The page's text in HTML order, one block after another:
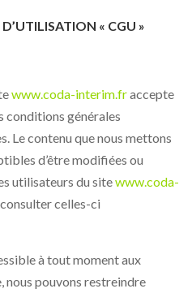
« CGU »
www.coda-interim.fraccepte
conditions générales
Le contenu que nous mettons
d’être modifiées ou
utilisateurs du sitewww.coda-
celles-ci
à tout moment aux
nous pouvons restreindre